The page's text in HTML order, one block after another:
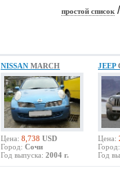
простой список
NISSAN MARCH
Цена: 8,738 USD
Город: Сочи
Год выпуска: 2004 г.
JEEP
Цена:
Город:
Год